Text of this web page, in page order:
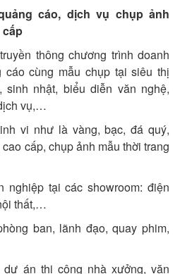
cáo, dịch vụ chụp ảnh
cấp
thông chương trình doanh
cáo cùng mẫu chụp tại siêu thị
nhật, biểu diễn văn nghệ,
vụ,…
vi như là vàng, bạc, đá quý,
cấp, chụp ảnh mẫu thời trang
nghiệp tại các showroom: điện
thất,…
ban, lãnh đạo, quay phim,
án thi công nhà xưởng, văn